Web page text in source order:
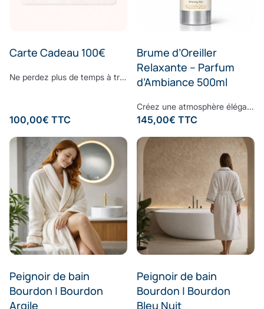
Carte Cadeau 100€
Ne perdez plus de temps à trouver le cadeau parfait. Surprenez vos proches avec le cadeau dont ils ont toujours rêvé : offrez-leur la E-Carte Cadeau Comptoir du Bambou pour leur permettre de réaliser toutes leurs envies. Choisissez le montant à créditer sur la carte cadeau, ajoutez un message personnalisé et laissez la magie Comptoir du Bambou opérer.
100,00€ TTC
Brume d’Oreiller
Relaxante – Parfum
d’Ambiance 500ml
Créez une atmosphère élégante et apaisante, à chaque instant.Vaporisez cette brume d’ambiance dans votre intérieur pour diffuser une signature olfactive raffinée, subtile et enveloppante. Sa composition associe une eau de bambou délicate à des notes fraîches d’écorces de bergamote et de feuilles de basilic, légèrement froissées. Une fragrance contemporaine où la douceur végétale rencontre la vivacité des agrumes, pour un équilibre parfaitement maîtrisé. À la fois fraîche, naturelle et sophistiquée, cette senteur transforme vos espaces en véritables lieux de bien-être, inspirés des plus beaux établissements. Formulée sans ingrédients synthétiques controversés, elle respecte votre environnement tout en sublimant votre intérieur. Sillage : bergamote - bambou - basilic - musc
145,00€ TTC
Peignoir de bain
Bourdon | Bourdon
Argile
Peignoir de bain
Bourdon | Bourdon
Bleu Nuit